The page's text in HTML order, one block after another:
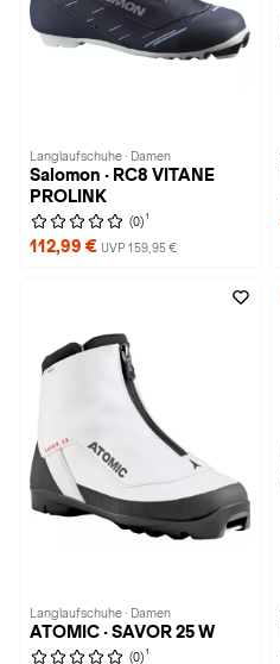
Langlaufschuhe · Damen
Salomon · RC8 VITANE
PROLINK
(0) 1
112,99 € UVP 159,95 €
Langlaufschuhe · Damen
ATOMIC · SAVOR 25 W
(0) 1